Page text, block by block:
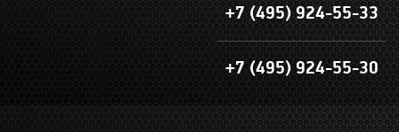
+7 (495) 924-55-33
+7 (495) 924-55-30